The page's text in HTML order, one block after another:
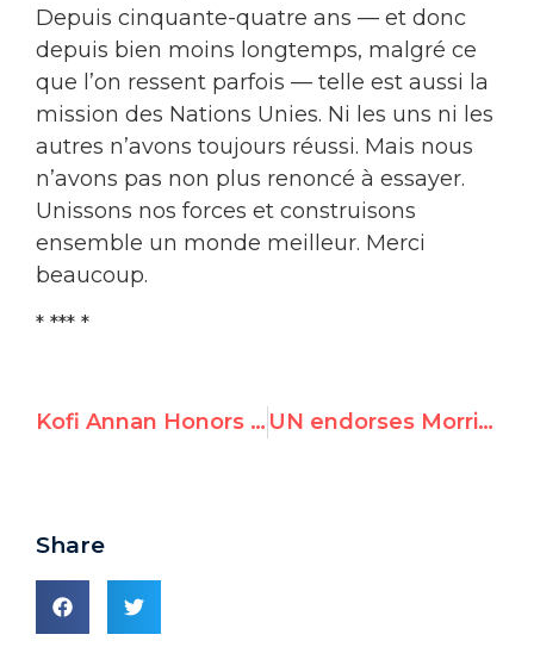
Depuis cinquante-quatre ans — et donc
depuis bien moins longtemps, malgré ce
que l’on ressent parfois — telle est aussi la
mission des Nations Unies. Ni les uns ni les
autres n’avons toujours réussi. Mais nous
n’avons pas non plus renoncé à essayer.
Unissons nos forces et construisons
ensemble un monde meilleur. Merci
beaucoup.
* *** *
Kofi Annan Honors UN Watch Founder Morris Abram UN endorses Morris Abram’s draft anti-racism convention
Share